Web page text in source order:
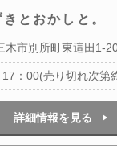
とおかしと。
木市別所町東這田1-
：00(売り切れ次第
詳細情報を見る